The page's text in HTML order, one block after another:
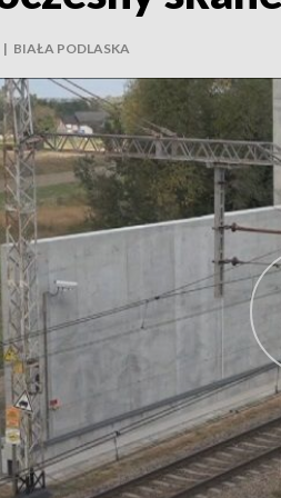
| BIAŁA PODLASKA